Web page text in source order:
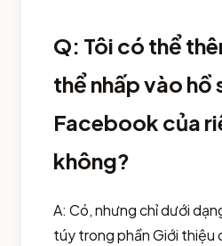
Q: Tôi có thể
thể nhấp vào hồ
Facebook của
không?
A: Có, nhưng chỉ dưới
túy trong phần Giới thiệu